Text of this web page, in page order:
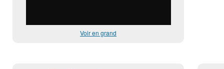
Voir en grand